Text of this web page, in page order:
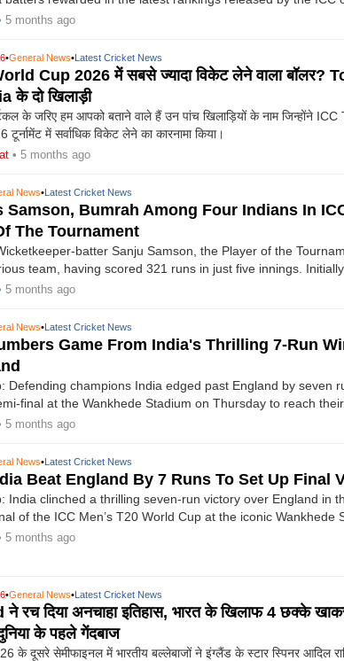
the side now holding the top two ranked players on the list
5 months ago
•General News•Latest Cricket News
Cup 2026 में सबसे ज्यादा विकेट लेने वाला बॉलर?
के दो खिलाड़ी
के जरिए हम आपको बताने वाले हैं उन पांच खिलाड़ियों के नाम जिन्होंने ICC
में सर्वाधिक विकेट लेने का कारनामा किया।
• 5 months ago
News•Latest Cricket News
Samson, Bumrah Among Four Indians In
The Tournament
batter Sanju Samson, the Player of the
team, having scored 321 runs in just five innings.
XI, Samson distinguished himself with Player of the Match
T20 World Cup final with 89 runs against New Zealand on
5 months ago
News•Latest Cricket News
Game From India's Thrilling 7-Run
Defending champions India edged past England by seven
final at the Wankhede Stadium on Thursday to reach their
final at the T20 World Cup.
5 months ago
News•Latest Cricket News
Beat England By 7 Runs To Set Up Final
India clinched a thrilling seven-run victory over England in
of the ICC Men’s T20 World Cup at the iconic Wankhede
a final date with New Zealand at the Narendra Modi
5 months ago
•General News•Latest Cricket News
रच दिया अनचाहा इतिहास, भारत के खिलाफ 4 छक्के
के पहले गेंदबाज
के दूसरे सेमीफाइनल में भारतीय बल्लेबाजों ने इंग्लैंड के स्टार स्पिनर आदिल